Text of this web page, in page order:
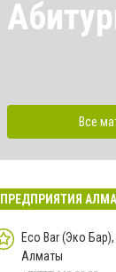
Все
ПРЕДПРИЯТИЯ
Eco Bar (Эко
Алматы